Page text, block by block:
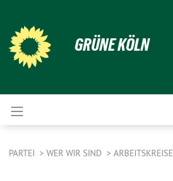
GRÜNE KÖLN
PARTEI WER WIR SIND ARBEITSKREISE